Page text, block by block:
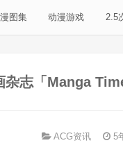
图集 动漫游戏 2.5
杂志「Manga
ACG资讯 5